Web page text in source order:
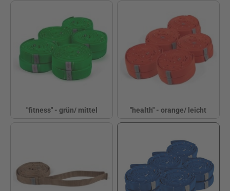
"fitness" - grün/ mittel
"fitness" - grün/ mittel
"health" - orange/ leicht
"health" - orange/